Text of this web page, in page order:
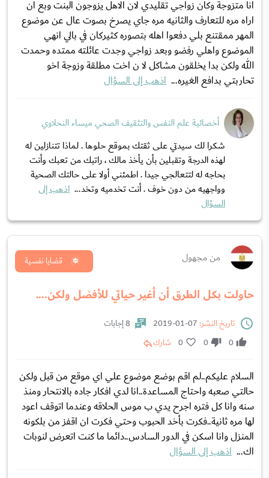
انا متزوجة وكان زواجي تقليدي لان الاهل يزوجون البنت وبع ان
اراه مره للتعارف والثانيه مره جاي يصرخ بصوت عال عن موضوع
المهر ممقتنع بلي دفعوا اهله بتصوره كثيركان في بالي انهي
الموضوع واهلي رفضو وبعد زواجي وجدت عائلته ممتده وحمدت
الله ولكن بدا يخلقون مشاكل لا ن اخت مطلقة وزوجة اخو
تحاربتي بدافع الغيره... اذهب إلى السؤال
أخصائية علم النفس والتثقيف الصحي ميساء النحلاوي
شكرا لك سيدتي على ثقتك بموقع حلوها . لماذا تتنازلين له
لهذه الدرجة وتقبلين بأن يأخذ مالك ، راتبك من تعبك وأنت
بحاجه له لتتعالجي جيدا . اطمئني أولا على حالتك الصحية
وواجهيه من دون خوف . أنت تخدميه وتخد... اذهب إلى
السؤال
من مجهول
حاولت بكل الطرق أن أغير حياتي للأفضل ولكن....
قضايا نفسية
تاريخ النشر:
8 إجابات
0
0
0 شارك
السلام عليكم..لم اقم بوضع موضوع علي اي موقع من قبل ولكن
حالتي صعبه واحتاج المساعدة..انا لدي افكار جاده بالانتحار ومنذ
سنه وانا كل فتره اجرح يدي ب موس الحلاقه وعندما اتوقف اعود
لها مره ثانية..فكرت بأخد الحبوب وحتي فكرت ان اقفز من بلكونه
المنزل وانا اسكن في الدور السادس..دائما ما كنت اتعرض لنوبات
اك... اذهب إلى السؤال